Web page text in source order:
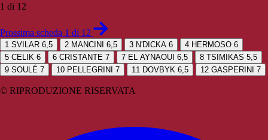
1 di 12
Prossima scheda 1 di 12
1 SVILAR 6,5 2 MANCINI 6,5 3 N'DICKA 6 4 HERMOSO 6
5 CELIK 6 6 CRISTANTE 7 7 EL AYNAOUI 6,5 8 TSIMIKAS 5,5
9 SOULÉ 7 10 PELLEGRINI 7 11 DOVBYK 6,5 12 GASPERINI 7
© RIPRODUZIONE RISERVATA